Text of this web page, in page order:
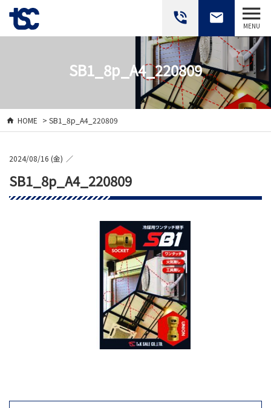
MENU
phone_in_talk email
SB1_8p_A4_220809
HOME > SB1_8p_A4_220809
2024/08/16 (金)
SB1_8p_A4_220809